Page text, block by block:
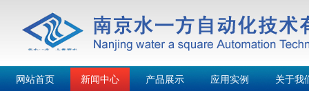
网站首页 新闻中心 产品展示 应用实例 关于我